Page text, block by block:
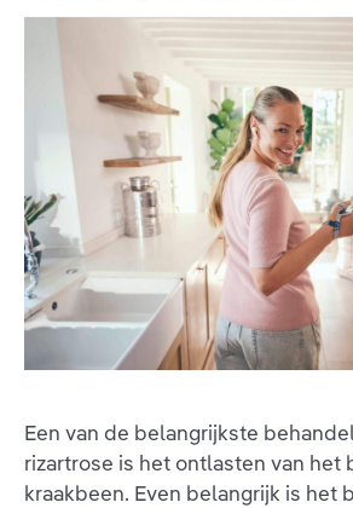
Een van de belangrijkste
rizartrose is het ontlasten van het
kraakbeen. Even belangrijk is het